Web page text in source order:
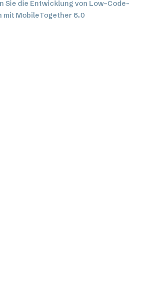
Sie die Entwicklung von Low-Code-
mit MobileTogether 6.0